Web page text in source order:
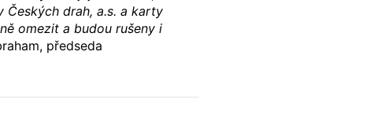
drah, a.s. a karty
omezit a budou rušeny i
předseda